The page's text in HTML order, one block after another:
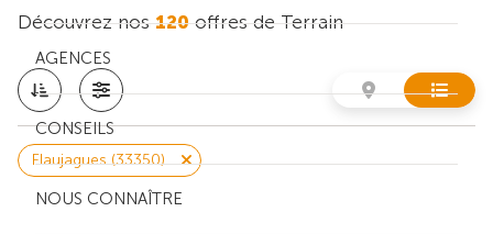
AGENCES
CONSEILS
NOUS CONNAÎTRE
Découvrez nos120offres de Terrain
Flaujagues (33350)